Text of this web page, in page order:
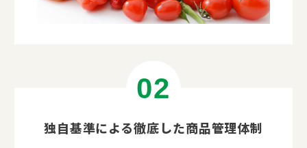
独自基準による徹底した商品管理体制